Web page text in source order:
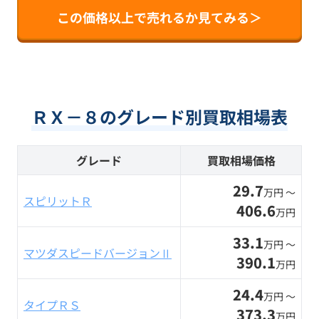
この価格以上で売れるか見てみる＞
ＲＸ－８のグレード別買取相場表
グレード 買取相場価格
スピリットＲ 29.7万円 〜
406.6万円
マツダスピードバージョンⅡ 33.1万円 〜
390.1万円
タイプＲＳ 24.4万円 〜
373.3万円